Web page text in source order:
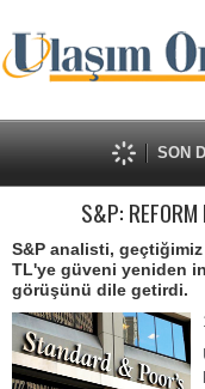
SON
S&P:
S&P analisti,
TL'ye güveni yeniden
görüşünü dile getirdi.